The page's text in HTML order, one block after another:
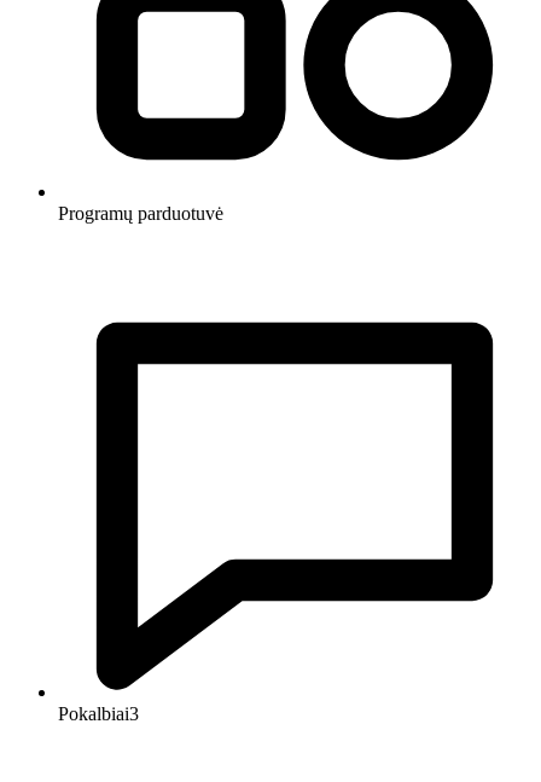
Programų parduotuvė
Pokalbiai3